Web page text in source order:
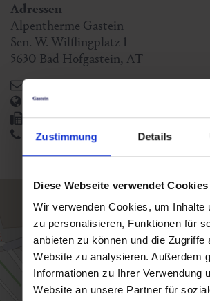
Zustimmung Details
Diese Webseite verwendet Cookies
Wir verwenden Cookies, um Inhalte
zu personalisieren, Funktionen für
anbieten zu können und die Zugriffe
Website zu analysieren. Außerdem
Informationen zu Ihrer Verwendung
Website an unsere Partner für
Adressen
Alpentherme Gastein
Sen. W. Wilflingplatz 1
5630 Bad Hofgastein, AT
https://www.alpentherme.com
+43 6432 8293 14
+43 6432 8293-0